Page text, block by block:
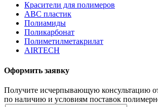
Красители для полимеров
АВС пластик
Полиамиды
Поликарбонат
Полиметилметакрилат
AIRTECH
Оформить заявку
Получите исчерпывающую консультацию
по наличию и условиям поставок